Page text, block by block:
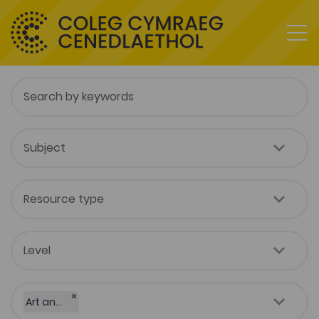
Art and Design ×